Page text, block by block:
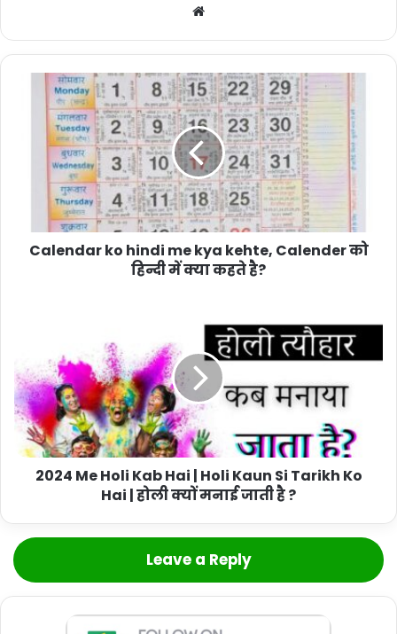
Calendar ko hindi me kya kehte, Calender को
हिन्दी में क्या कहते है?
2024 Me Holi Kab Hai | Holi Kaun Si Tarikh Ko
Hai | होली क्यों मनाई जाती है ?
Leave a Reply